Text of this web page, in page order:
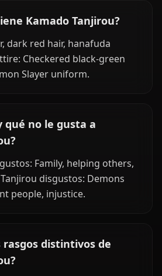
Kamado Tanjirou?
dark red hair, hanafuda
Checkered black-green
Slayer uniform.
qué no le gusta a
Family, helping others,
disgustos: Demons
people, injustice.
rasgos distintivos de